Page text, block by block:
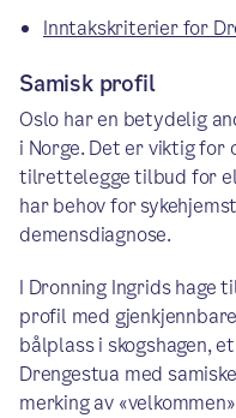
Inntakskriterier for
Samisk profil
Oslo har en betydelig
i Norge. Det er viktig for
tilrettelegge tilbud for
har behov for
demensdiagnose.
I Dronning Ingrids hage
profil med
bålplass i skogshagen,
Drengestua med
merking av